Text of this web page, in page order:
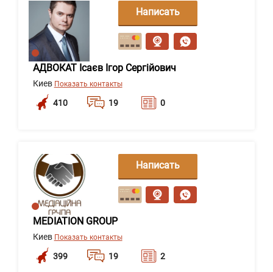
АДВОКАТ Ісаєв Ігор Сергійович
Киев Показать контакты
410 19 0
Написать
сообщение
MEDIATION GROUP
Киев Показать контакты
399 19 2
Написать
сообщение